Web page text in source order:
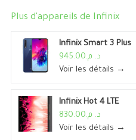
Plus d'appareils de Infinix
Infinix Smart 3 Plus
د. م.945.00
Voir les détails →
Infinix Hot 4 LTE
د. م.830.00
Voir les détails →